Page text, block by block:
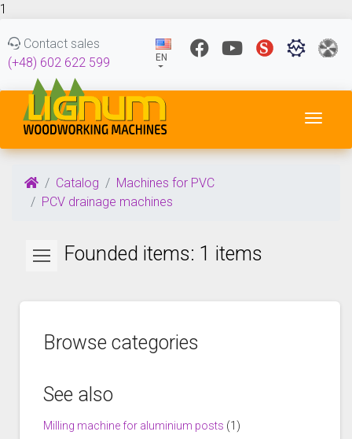
1
Contact sales
(+48) 602 622 599
EN
Catalog
Machines for PVC
PCV drainage machines
Founded items: 1 items
Browse categories
See also
Milling machine for aluminium posts (1)